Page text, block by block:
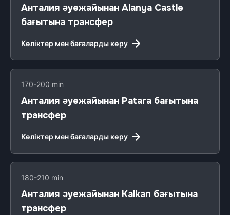
Анталия әуежайынан Alanya Castle
бағытына трансфер
Көліктер мен бағаларды көру
170-200 min
Анталия әуежайынан Patara бағытына
трансфер
Көліктер мен бағаларды көру
180-210 min
Анталия әуежайынан Kalkan бағытына
трансфер